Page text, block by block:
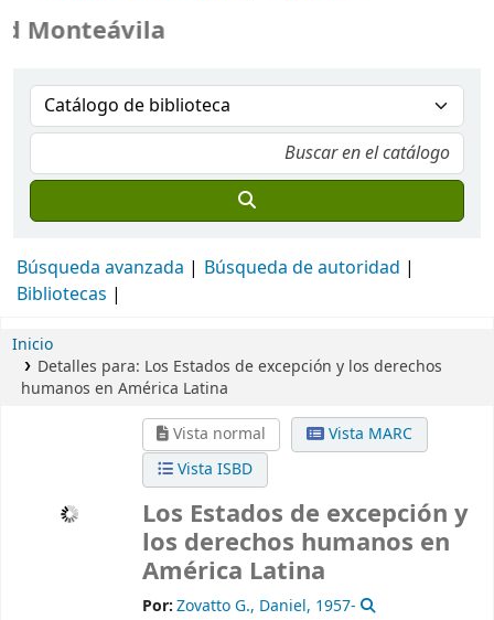
Búsqueda avanzada
Búsqueda de autoridad
Bibliotecas
Inicio
Detalles para: Los Estados de excepción y los derechos
humanos en América Latina
Vista normal
Vista MARC
Vista ISBD
Los Estados de excepción y
los derechos humanos en
América Latina
Por:Zovatto G., Daniel, 1957-